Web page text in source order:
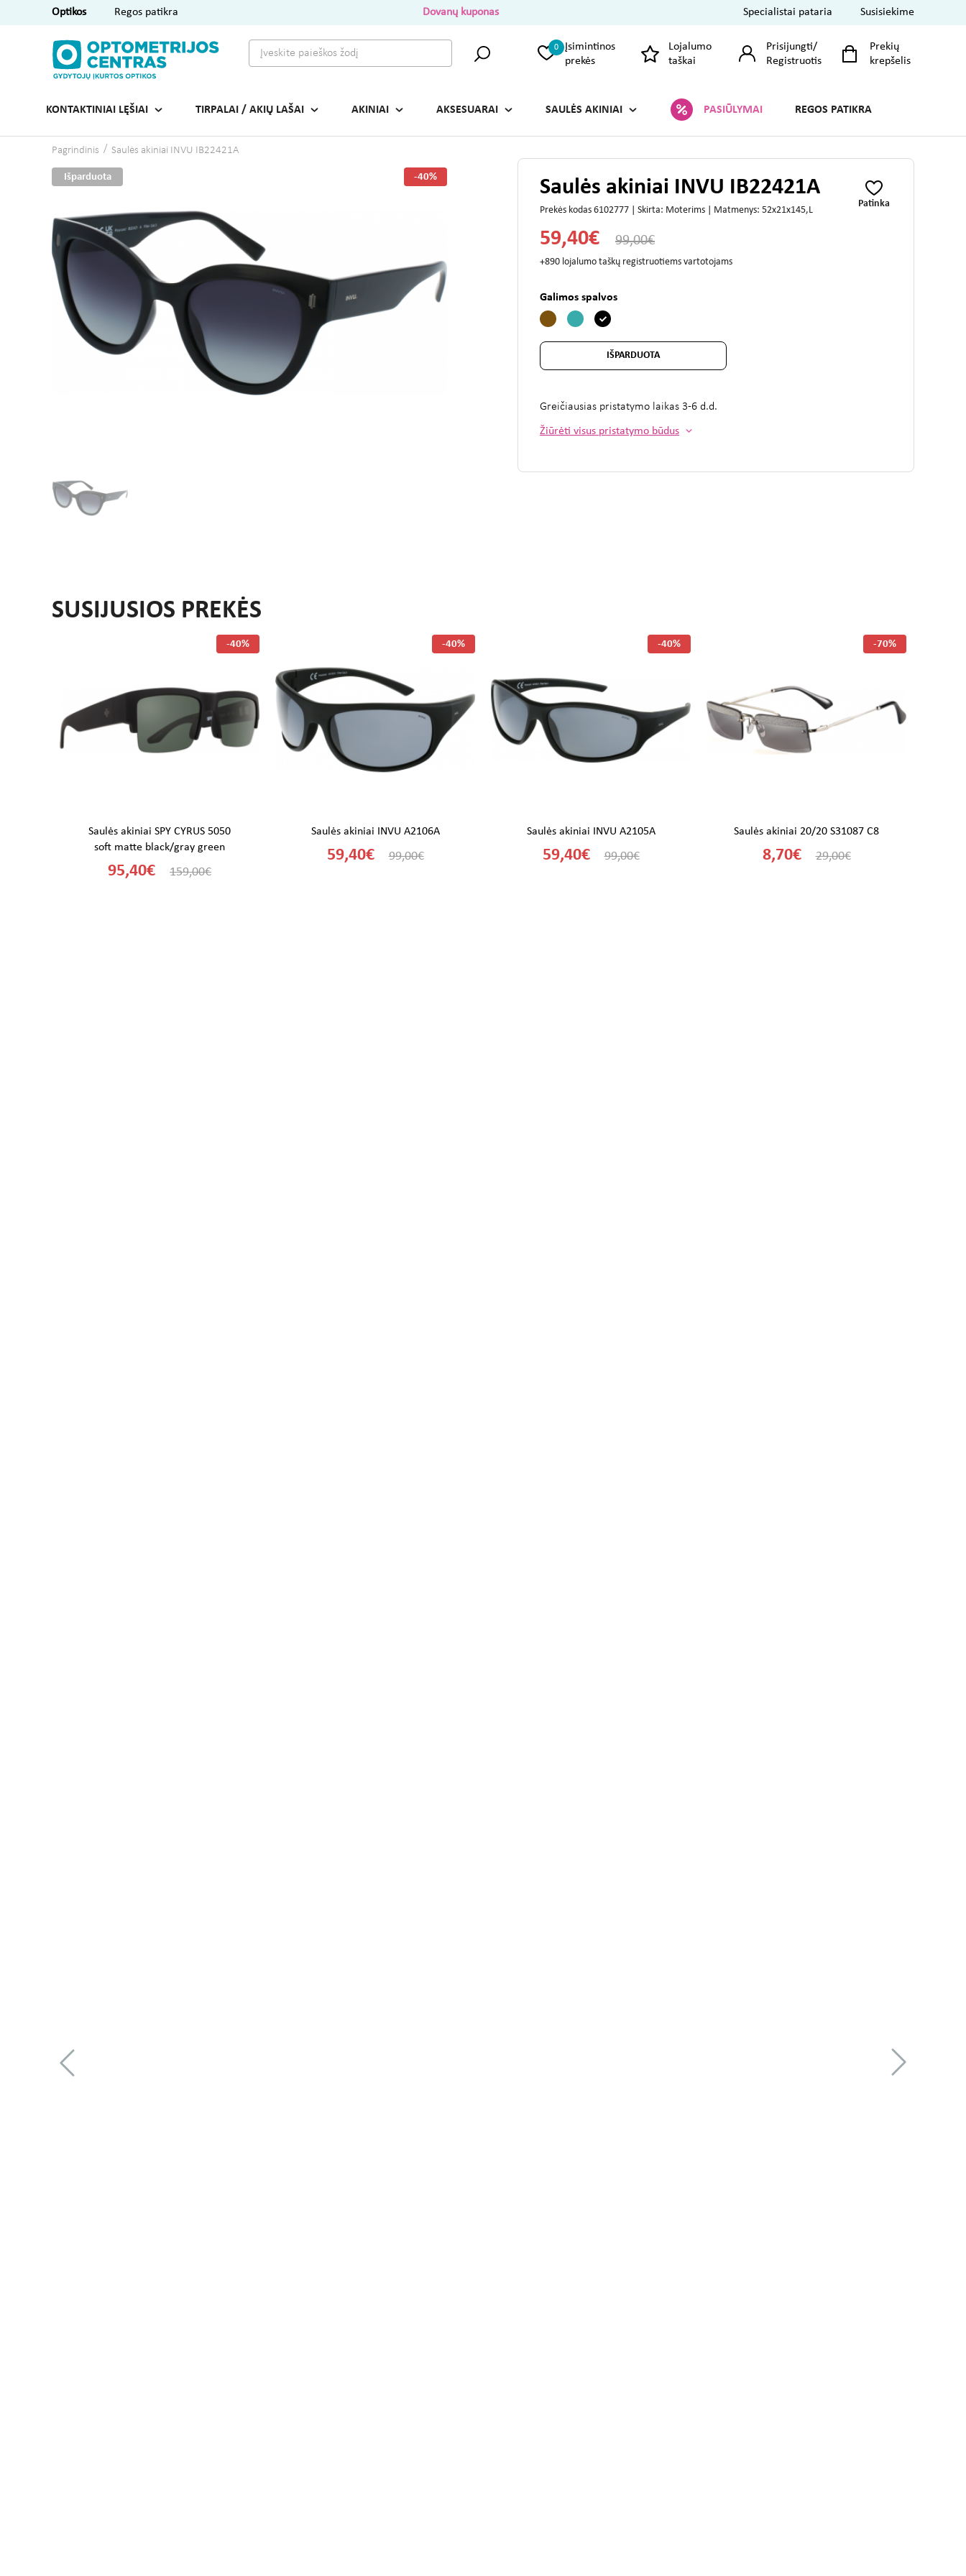
Optikos Regos patikra Dovanų kuponas Specialistai pataria Susisiekime
Įsimintinos
prekės
0
Lojalumo
taškai
Prisijungti/
Registruotis
Prekių
krepšelis
KONTAKTINIAI LĘŠIAI TIRPALAI / AKIŲ LAŠAI AKINIAI AKSESUARAI SAULĖS AKINIAI PASIŪLYMAI REGOS PATIKRA
Pagrindinis Saulės akiniai INVU IB22421A
Išparduota -40%
Patinka
Saulės akiniai INVU IB22421A
Prekės kodas 6102777 | Skirta: Moterims | Matmenys: 52x21x145,L
59,40€ 99,00€
+890 lojalumo taškų registruotiems vartotojams
Galimos spalvos
IŠPARDUOTA
Greičiausias pristatymo laikas 3-6 d.d.
Žiūrėti visus pristatymo būdus
SUSIJUSIOS PREKĖS
-40%
Saulės akiniai SPY CYRUS 5050
soft matte black/gray green
95,40€ 159,00€
-40%
Saulės akiniai INVU A2106A
59,40€ 99,00€
-40%
Saulės akiniai INVU A2105A
59,40€ 99,00€
-70%
Saulės akiniai 20/20 S31087 C8
8,70€ 29,00€